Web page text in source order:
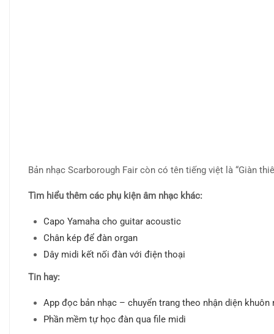
Bản nhạc Scarborough Fair còn có tên tiếng việt là “Giàn
Tìm hiểu thêm các phụ kiện âm nhạc khác:
Capo Yamaha cho guitar acoustic
Chân kép để đàn organ
Dây midi kết nối đàn với điện thoại
Tin hay:
App đọc bản nhạc – chuyển trang theo nhận diện khuôn
Phần mềm tự học đàn qua file midi